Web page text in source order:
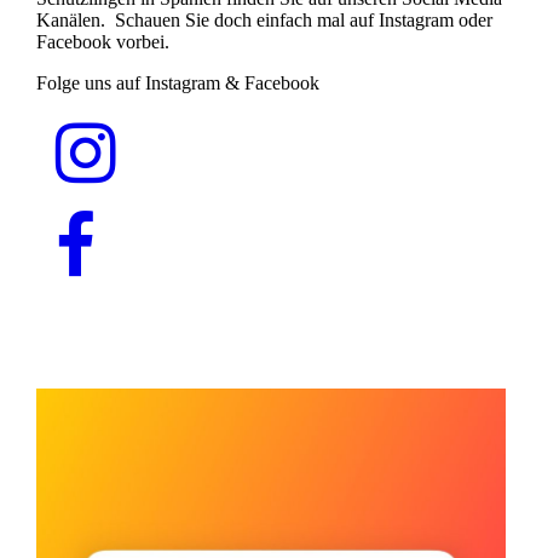
Kanälen. Schauen Sie doch einfach mal auf Instagram oder
Facebook vorbei.
Folge uns auf Instagram & Facebook